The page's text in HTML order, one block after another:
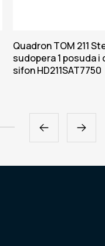
Quadron TOM 211
sudopera 1 posuda i
sifon HD211SAT7750